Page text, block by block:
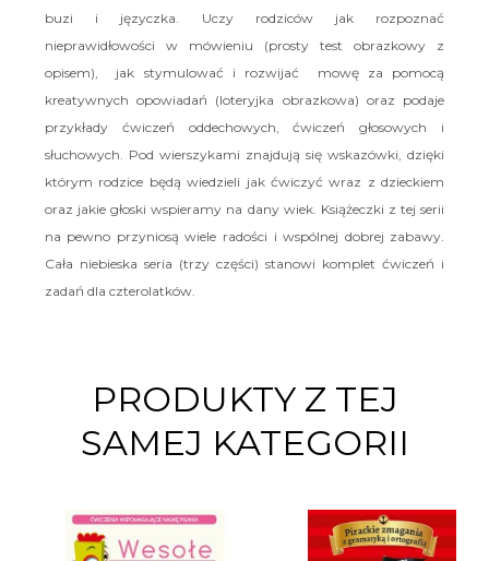
buzi i języczka. Uczy rodziców jak rozpoznać
nieprawidłowości w mówieniu (prosty test obrazkowy z
opisem), jak stymulować i rozwijać mowę za pomocą
kreatywnych opowiadań (loteryjka obrazkowa) oraz podaje
przykłady ćwiczeń oddechowych, ćwiczeń głosowych i
słuchowych. Pod wierszykami znajdują się wskazówki, dzięki
którym rodzice będą wiedzieli jak ćwiczyć wraz z dzieckiem
oraz jakie głoski wspieramy na dany wiek. Książeczki z tej serii
na pewno przyniosą wiele radości i wspólnej dobrej zabawy.
Cała niebieska seria (trzy części) stanowi komplet ćwiczeń i
zadań dla czterolatków.
PRODUKTY Z TEJ
SAMEJ KATEGORII